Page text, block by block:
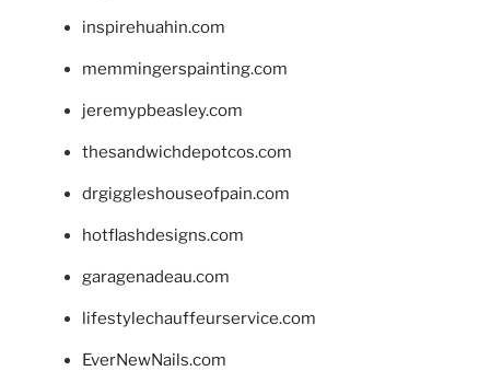
inspirehuahin.com
memmingerspainting.com
jeremypbeasley.com
thesandwichdepotcos.com
drgiggleshouseofpain.com
hotflashdesigns.com
garagenadeau.com
lifestylechauffeurservice.com
EverNewNails.com